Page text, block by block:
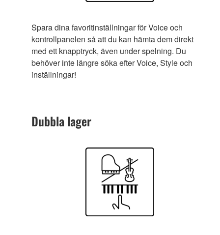
Spara dina favoritinställningar för Voice och
kontrollpanelen så att du kan hämta dem direkt
med ett knapptryck, även under spelning. Du
behöver inte längre söka efter Voice, Style och
inställningar!
Dubbla lager